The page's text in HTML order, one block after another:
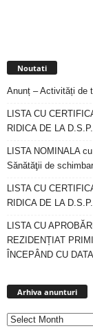
Noutati
Anunț – Activități de
LISTA CU
RIDICA DE LA
LISTA NOMINALA
Sănătăţii de
LISTA CU
RIDICA DE LA
LISTA CU
REZIDENȚIAT
ÎNCEPÂND CU
Arhiva anunturi